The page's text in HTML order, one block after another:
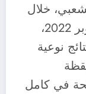
خلال
الفترة الممتدة من 12 إلى 18 أكتوبر 2022،
نوعية
في كامل